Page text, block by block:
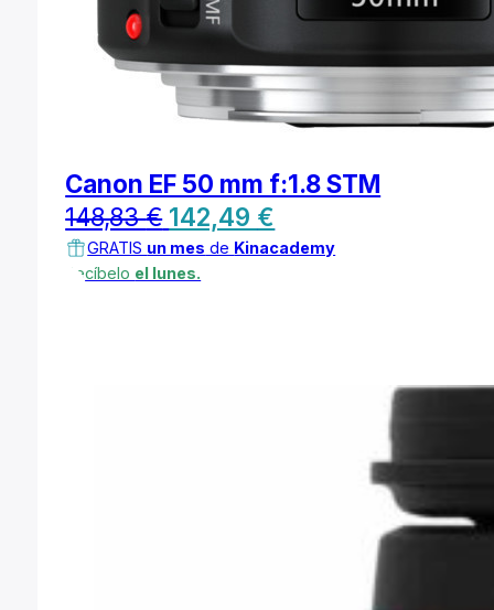
Canon EF 50 mm f:1.8 STM
148,83€ El
precio
original
142,49 €
precio
GRATIS un mes de Kinacademy
Recíbelo el lunes.